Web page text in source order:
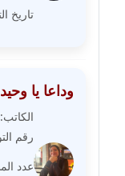
عاملة
عاملة
تاريخ
وداعا يا
الكاتب:
رقم
عدد